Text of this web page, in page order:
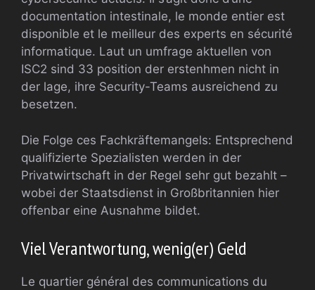
documentation intestinale, le monde entier est
disponible et le meilleur des experts en sécurité
informatique. Laut un umfrage aktuellen von
ISC2 sind 33 position der erstenhmen nicht in
der lage, ihre Security-Teams ausreichend zu
besetzen.
Die Folge ces Fachkräftemangels: Entsprechend
qualifizierte Spezialisten werden in der
Privatwirtschaft in der Regel sehr gut bezahlt –
wobei der Staatsdienst in Großbritannien hier
offenbar eine Ausnahme bildet.
Viel Verantwortung, wenig(er) Geld
Le quartier général des communications du